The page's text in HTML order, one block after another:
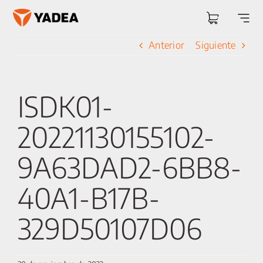
Saltar
Anterior Siguiente
ISDK01-
20221130155102-
9A63DAD2-6BB8-
40A1-B17B-
329D50107D06